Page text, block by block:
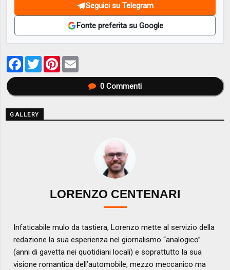
Seguici su Telegram
Fonte preferita su Google
Facebook
TwitterPinterest
0Commenti
GALLERY
LORENZO CENTENARI
Infaticabile mulo da tastiera, Lorenzo mette al servizio della
redazione la sua esperienza nel giornalismo “analogico”
(anni di gavetta nei quotidiani locali) e soprattutto la sua
visione romantica dell’automobile, mezzo meccanico ma